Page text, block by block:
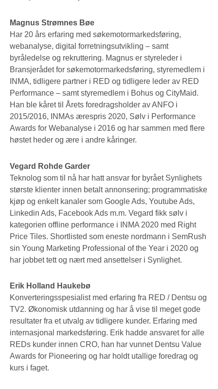
Magnus Strømnes Bøe
Har 20 års erfaring med søkemotormarkedsføring,
webanalyse, digital forretningsutvikling – samt
byråledelse og rekruttering. Magnus er styreleder i
Bransjerådet for søkemotormarkedsføring, styremedlem i
INMA, tidligere partner i RED og tidligere leder av RED
Performance – samt styremedlem i Bohus og CityMaid.
Han ble kåret til Årets foredragsholder av ANFO i
2015/2016, INMAs ærespris 2020, Sølv i Performance
Awards for Webanalyse i 2016 og har sammen med flere
høstet heder og ære i andre kåringer.
Vegard Rohde Garder
Teknolog som til nå har hatt ansvar for byrået Synlighets
største klienter innen betalt annonsering; programmatiske
kjøp og enkelt kanaler som Google Ads, Youtube Ads,
Linkedin Ads, Facebook Ads m.m. Vegard fikk sølv i
kategorien offline performance i INMA 2020 med Right
Price Tiles. Shortlisted som eneste nordmann i SemRush
sin Young Marketing Professional of the Year i 2020 og
har jobbet tett og nært med ansettelser i Synlighet.
Erik Holland Haukebø
Konverteringsspesialist med erfaring fra RED / Dentsu og
TV2. Økonomisk utdanning og har å vise til meget gode
resultater fra et utvalg av tidligere kunder. Erfaring med
internasjonal markedsføring. Erik hadde ansvaret for alle
REDs kunder innen CRO, han har vunnet Dentsu Value
Awards for Pioneering og har holdt utallige foredrag og
kurs i faget.